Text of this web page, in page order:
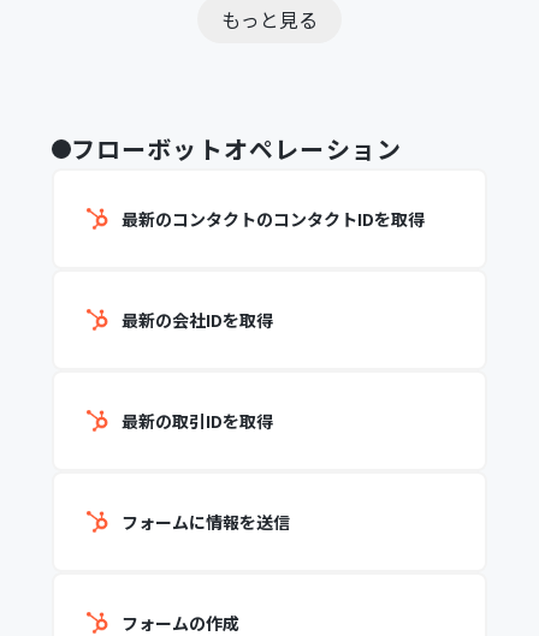
もっと見る
フローボットオペレーション
最新のコンタクトのコンタクトIDを取得
最新の会社IDを取得
最新の取引IDを取得
フォームに情報を送信
フォームの作成